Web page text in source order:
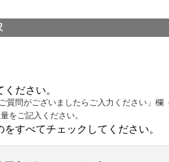
ださい。
問がございましたらご入力ください」欄
をご記入ください。
すべてチェックしてください。